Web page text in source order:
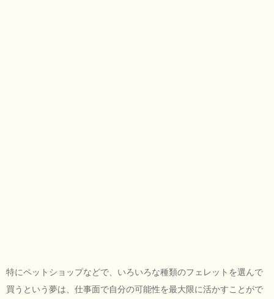
特にペットショップなどで、いろいろな種類のフェレットを選んで
買うという夢は、仕事面で自分の可能性を最大限に活かすことがで